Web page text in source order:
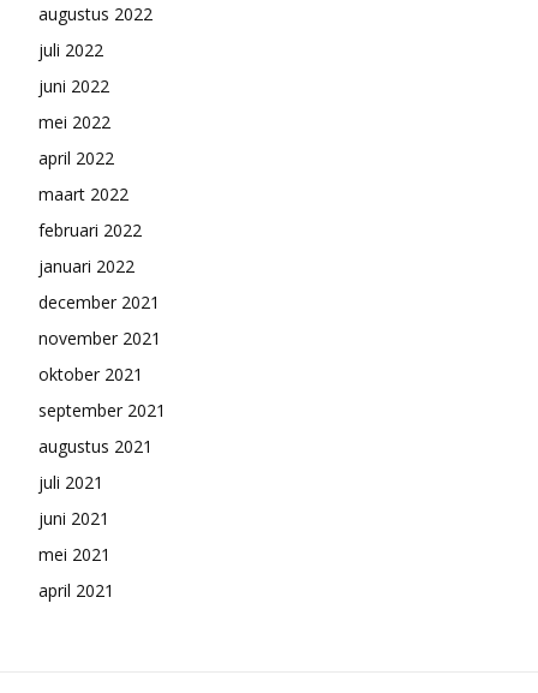
augustus 2022
juli 2022
juni 2022
mei 2022
april 2022
maart 2022
februari 2022
januari 2022
december 2021
november 2021
oktober 2021
september 2021
augustus 2021
juli 2021
juni 2021
mei 2021
april 2021